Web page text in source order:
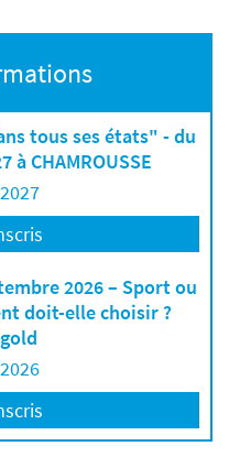
tous ses états" - du
à CHAMROUSSE
2026 – Sport ou
doit-elle choisir ?